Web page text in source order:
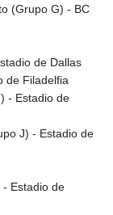
(Grupo G) - BC
de Dallas
de Filadelfia
- Estadio de
J) - Estadio de
Estadio de